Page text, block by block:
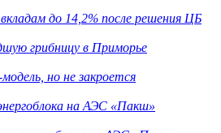
до 14,2% после решения ЦБ
грибницу в Приморье
но не закроется
на АЭС «Пакш»